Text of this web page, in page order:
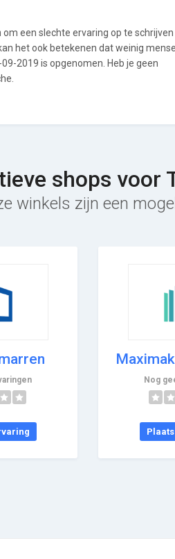
een slechte ervaring op te schrijven
het ook betekenen dat weinig
2019 is opgenomen. Heb je geen
shops voor
winkels zijn een
Nog